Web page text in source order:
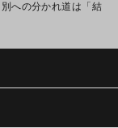
別への分かれ道は「結